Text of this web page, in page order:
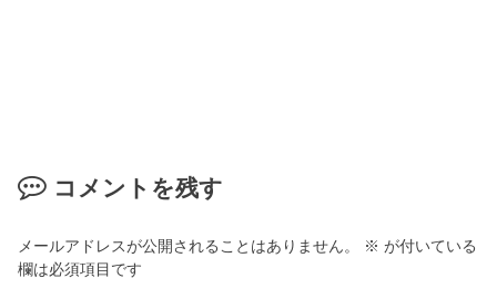
コメントを残す
メールアドレスが公開されることはありません。 ※ が付いている
欄は必須項目です